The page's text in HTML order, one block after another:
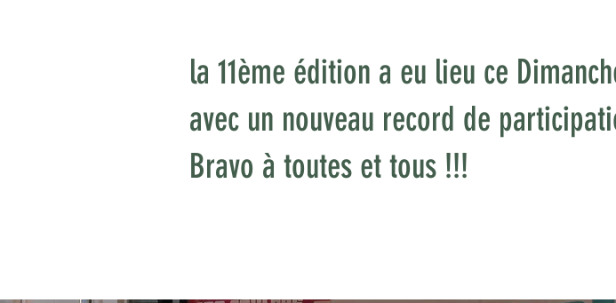
la 11ème édition a eu lieu ce
avec un nouveau record de
Bravo à toutes et tous !!!